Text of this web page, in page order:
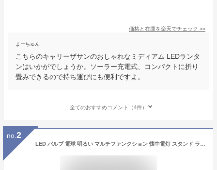
価格と在庫を楽天でチェック >>
まーちゅん
こちらのキャリーザサンのおしゃれなミディアム LEDランタ
ンはいかがでしょうか。ソーラー充電式、コンパクトに折り
畳みできるので持ち運びにも便利ですよ。
全てのおすすめコメント（4件）
no. 2
LED バルブ 電球 明るい マルチファンクション 懐中電灯 スタンド ライト ランプ 口金 E27 ホワイト ゴールド 電球色 充電式 リモコン付 屋内用 停電 防災 非常灯 スタンドライト スタンドランプ 高輝度ライト 電飾 飾付け ハンディ 持ち運び 防災グッズ かわいい おしゃれ